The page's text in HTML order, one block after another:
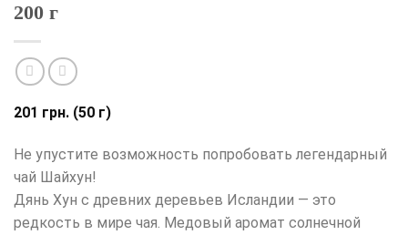
200 г
201 грн. (50 г)
Не упустите возможность попробовать легендарный
чай Шайхун!
Дянь Хун с древних деревьев Исландии — это
редкость в мире чая. Медовый аромат солнечной